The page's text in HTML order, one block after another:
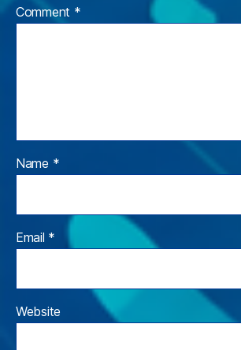
Comment *
Name *
Email *
Website